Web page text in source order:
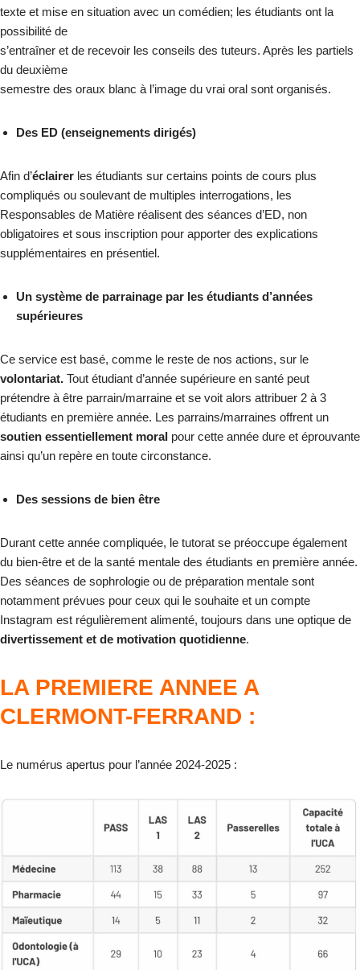
texte et mise en situation avec un comédien; les étudiants ont la
possibilité de
s’entraîner et de recevoir les conseils des tuteurs. Après les partiels
du deuxième
semestre des oraux blanc à l’image du vrai oral sont organisés.
Des ED (enseignements dirigés)
Afin d’éclairer les étudiants sur certains points de cours plus
compliqués ou soulevant de multiples interrogations, les
Responsables de Matière réalisent des séances d’ED, non
obligatoires et sous inscription pour apporter des explications
supplémentaires en présentiel.
Un système de parrainage par les étudiants d’années
supérieures
Ce service est basé, comme le reste de nos actions, sur le
volontariat. Tout étudiant d’année supérieure en santé peut
prétendre à être parrain/marraine et se voit alors attribuer 2 à 3
étudiants en première année. Les parrains/marraines offrent un
soutien essentiellement moral pour cette année dure et éprouvante
ainsi qu’un repère en toute circonstance.
Des sessions de bien être
Durant cette année compliquée, le tutorat se préoccupe également
du bien-être et de la santé mentale des étudiants en première année.
Des séances de sophrologie ou de préparation mentale sont
notamment prévues pour ceux qui le souhaite et un compte
Instagram est régulièrement alimenté, toujours dans une optique de
divertissement et de motivation quotidienne.
LA PREMIERE ANNEE A
CLERMONT-FERRAND :
Le numérus apertus pour l’année 2024-2025 :